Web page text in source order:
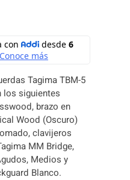
Tagima TBM-5
los siguientes
brazo en
Wood (Oscuro)
clavijeros
MM Bridge,
Medios y
Blanco.